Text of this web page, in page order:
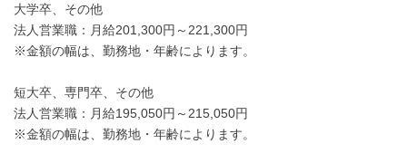
大学卒、その他
法人営業職：月給201,300円～221,300円
※金額の幅は、勤務地・年齢によります。
短大卒、専門卒、その他
法人営業職：月給195,050円～215,050円
※金額の幅は、勤務地・年齢によります。